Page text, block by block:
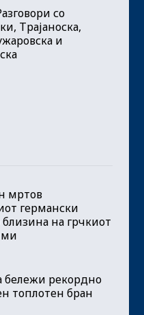
со
Трајаноска,
и
мртов
германски
близина на грчкиот
бележи рекордно
топлотен бран